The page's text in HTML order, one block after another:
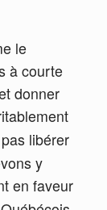
le
à courte
donner
libérer
y
en faveur